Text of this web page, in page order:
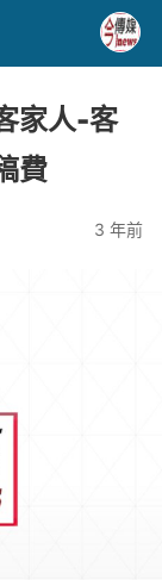
家人-客
費
3 年前